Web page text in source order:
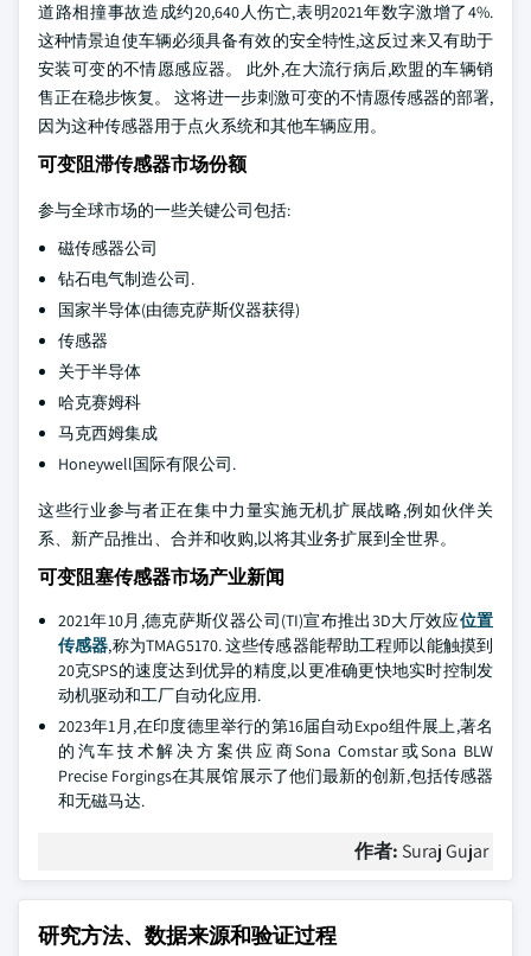
道路相撞事故造成约20,640人伤亡,表明2021年数字激增了4%.
这种情景迫使车辆必须具备有效的安全特性,这反过来又有助于
安装可变的不情愿感应器。 此外,在大流行病后,欧盟的车辆销
售正在稳步恢复。 这将进一步刺激可变的不情愿传感器的部署,
因为这种传感器用于点火系统和其他车辆应用。
可变阻滞传感器市场份额
参与全球市场的一些关键公司包括:
磁传感器公司
钻石电气制造公司.
国家半导体(由德克萨斯仪器获得)
传感器
关于半导体
哈克赛姆科
马克西姆集成
Honeywell国际有限公司.
这些行业参与者正在集中力量实施无机扩展战略,例如伙伴关
系、新产品推出、合并和收购,以将其业务扩展到全世界。
可变阻塞传感器市场产业新闻
2021年10月,德克萨斯仪器公司(TI)宣布推出3D大厅效应位置
传感器,称为TMAG5170. 这些传感器能帮助工程师以能触摸到
20克SPS的速度达到优异的精度,以更准确更快地实时控制发
动机驱动和工厂自动化应用.
2023年1月,在印度德里举行的第16届自动Expo组件展上,著名
的汽车技术解决方案供应商Sona Comstar或Sona BLW
Precise Forgings在其展馆展示了他们最新的创新,包括传感器
和无磁马达.
作者: Suraj Gujar
研究方法、数据来源和验证过程